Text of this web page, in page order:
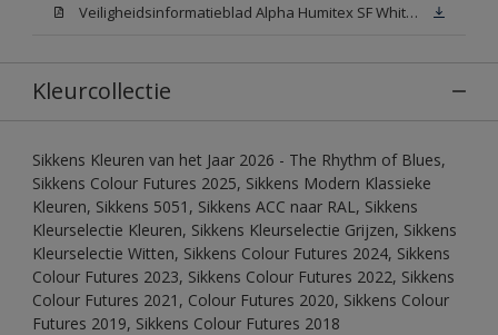
Veiligheidsinformatieblad Alpha Humitex SF White W05 (MSDS)
Kleurcollectie
Sikkens Kleuren van het Jaar 2026 - The Rhythm of Blues,
Sikkens Colour Futures 2025, Sikkens Modern Klassieke
Kleuren, Sikkens 5051, Sikkens ACC naar RAL, Sikkens
Kleurselectie Kleuren, Sikkens Kleurselectie Grijzen, Sikkens
Kleurselectie Witten, Sikkens Colour Futures 2024, Sikkens
Colour Futures 2023, Sikkens Colour Futures 2022, Sikkens
Colour Futures 2021, Colour Futures 2020, Sikkens Colour
Futures 2019, Sikkens Colour Futures 2018